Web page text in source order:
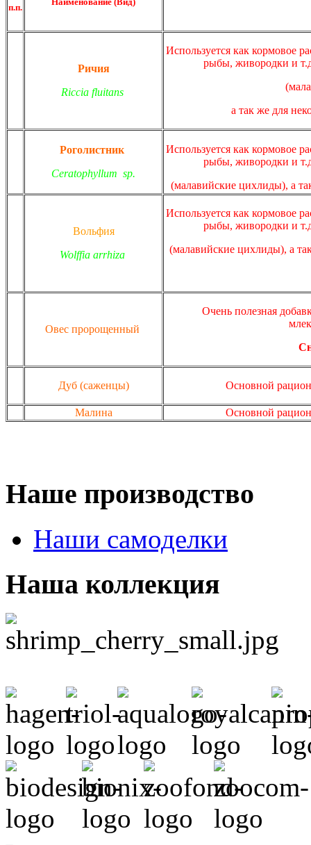
п.п.
Ричия
Riccia fluitans
Используется как кормовое
рыбы, живородки и
а так же для
Роголистник
Ceratophyllum sp.
Используется как кормовое
рыбы, живородки и
(малавийские цихлиды), а
Вольфия
Wolffia arrhiza
Используется как кормовое
рыбы, живородки и
(малавийские цихлиды), а
Овес пророщенный
Очень полезная
Дуб (саженцы) Основной
Малина Основной
Наше производство
Наши самоделки
Наша коллекция